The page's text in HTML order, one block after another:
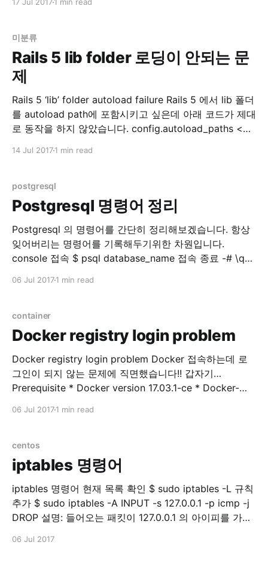
17 Jul 20171 min read
미분류
Rails 5 lib folder 로딩이 안되는 문
제
Rails 5 ‘lib’ folder autoload failure Rails 5 에서 lib 폴더
를 autoload path에 포함시키고 싶은데 아래 코드가 제대
로 동작을 하지 않았습니다. config.autoload_paths <<
14 Jul 20171 min read
postgresql
Postgresql 명령어 정리
Postgresql 의 명령어를 간단히 정리해보겠습니다. 항상
잊어버리는 명령어를 기록해두기위한 차원입니다.
console 접속 $ psql database_name 접속 종료 -# \q
database_name 사용자 목록 표시 -# \du Role 생성 -#
CREATE
06 Jul 20171 min read
container
Docker registry login problem
Docker registry login problem Docker 접속하는데 로
그인이 되지 않는 문제에 직면했습니다!! 갑자기…
Prerequisite * Docker version 17.03.1-ce * Docker-
http://docker.example.com/v2/: dial tcp 176.32.
06 Jul 20171 min read
centos
iptables 명령어
iptables 명령어 현재 목록 확인 $ sudo iptables -L 규칙
추가 $ sudo iptables -A INPUT -s 127.0.0.1 -p icmp -j
DROP 설명: 들어오는 패킷이 127.0.0.1 의 아이피를 가지
06 Jul 2017